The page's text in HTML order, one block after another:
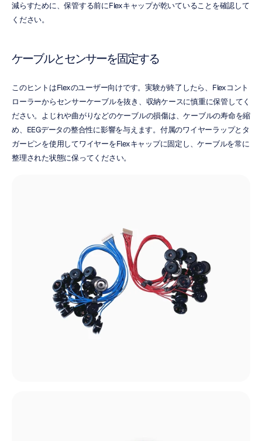
減らすために、保管する前にFlexキャップが乾いていることを確認して
ください。
ケーブルとセンサーを固定する
このヒントはFlexのユーザー向けです。実験が終了したら、Flexコント
ローラーからセンサーケーブルを抜き、収納ケースに慎重に保管してく
ださい。よじれや曲がりなどのケーブルの損傷は、ケーブルの寿命を縮
め、EEGデータの整合性に影響を与えます。付属のワイヤーラップとタ
ガーピンを使用してワイヤーをFlexキャップに固定し、ケーブルを常に
整理された状態に保ってください。